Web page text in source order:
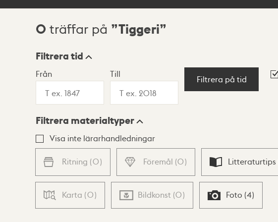
Sökresultat
0 träffar på Tiggeri
Visningsläge
Lista Karta
Filtrera tid
Från Till
Filtrera på tid
Filtrera materialtyper
Visa inte lärarhandledningar
Ritning (0) Föremål (0) Litteraturtips
Karta (0) Bildkonst (0) Foto (4)